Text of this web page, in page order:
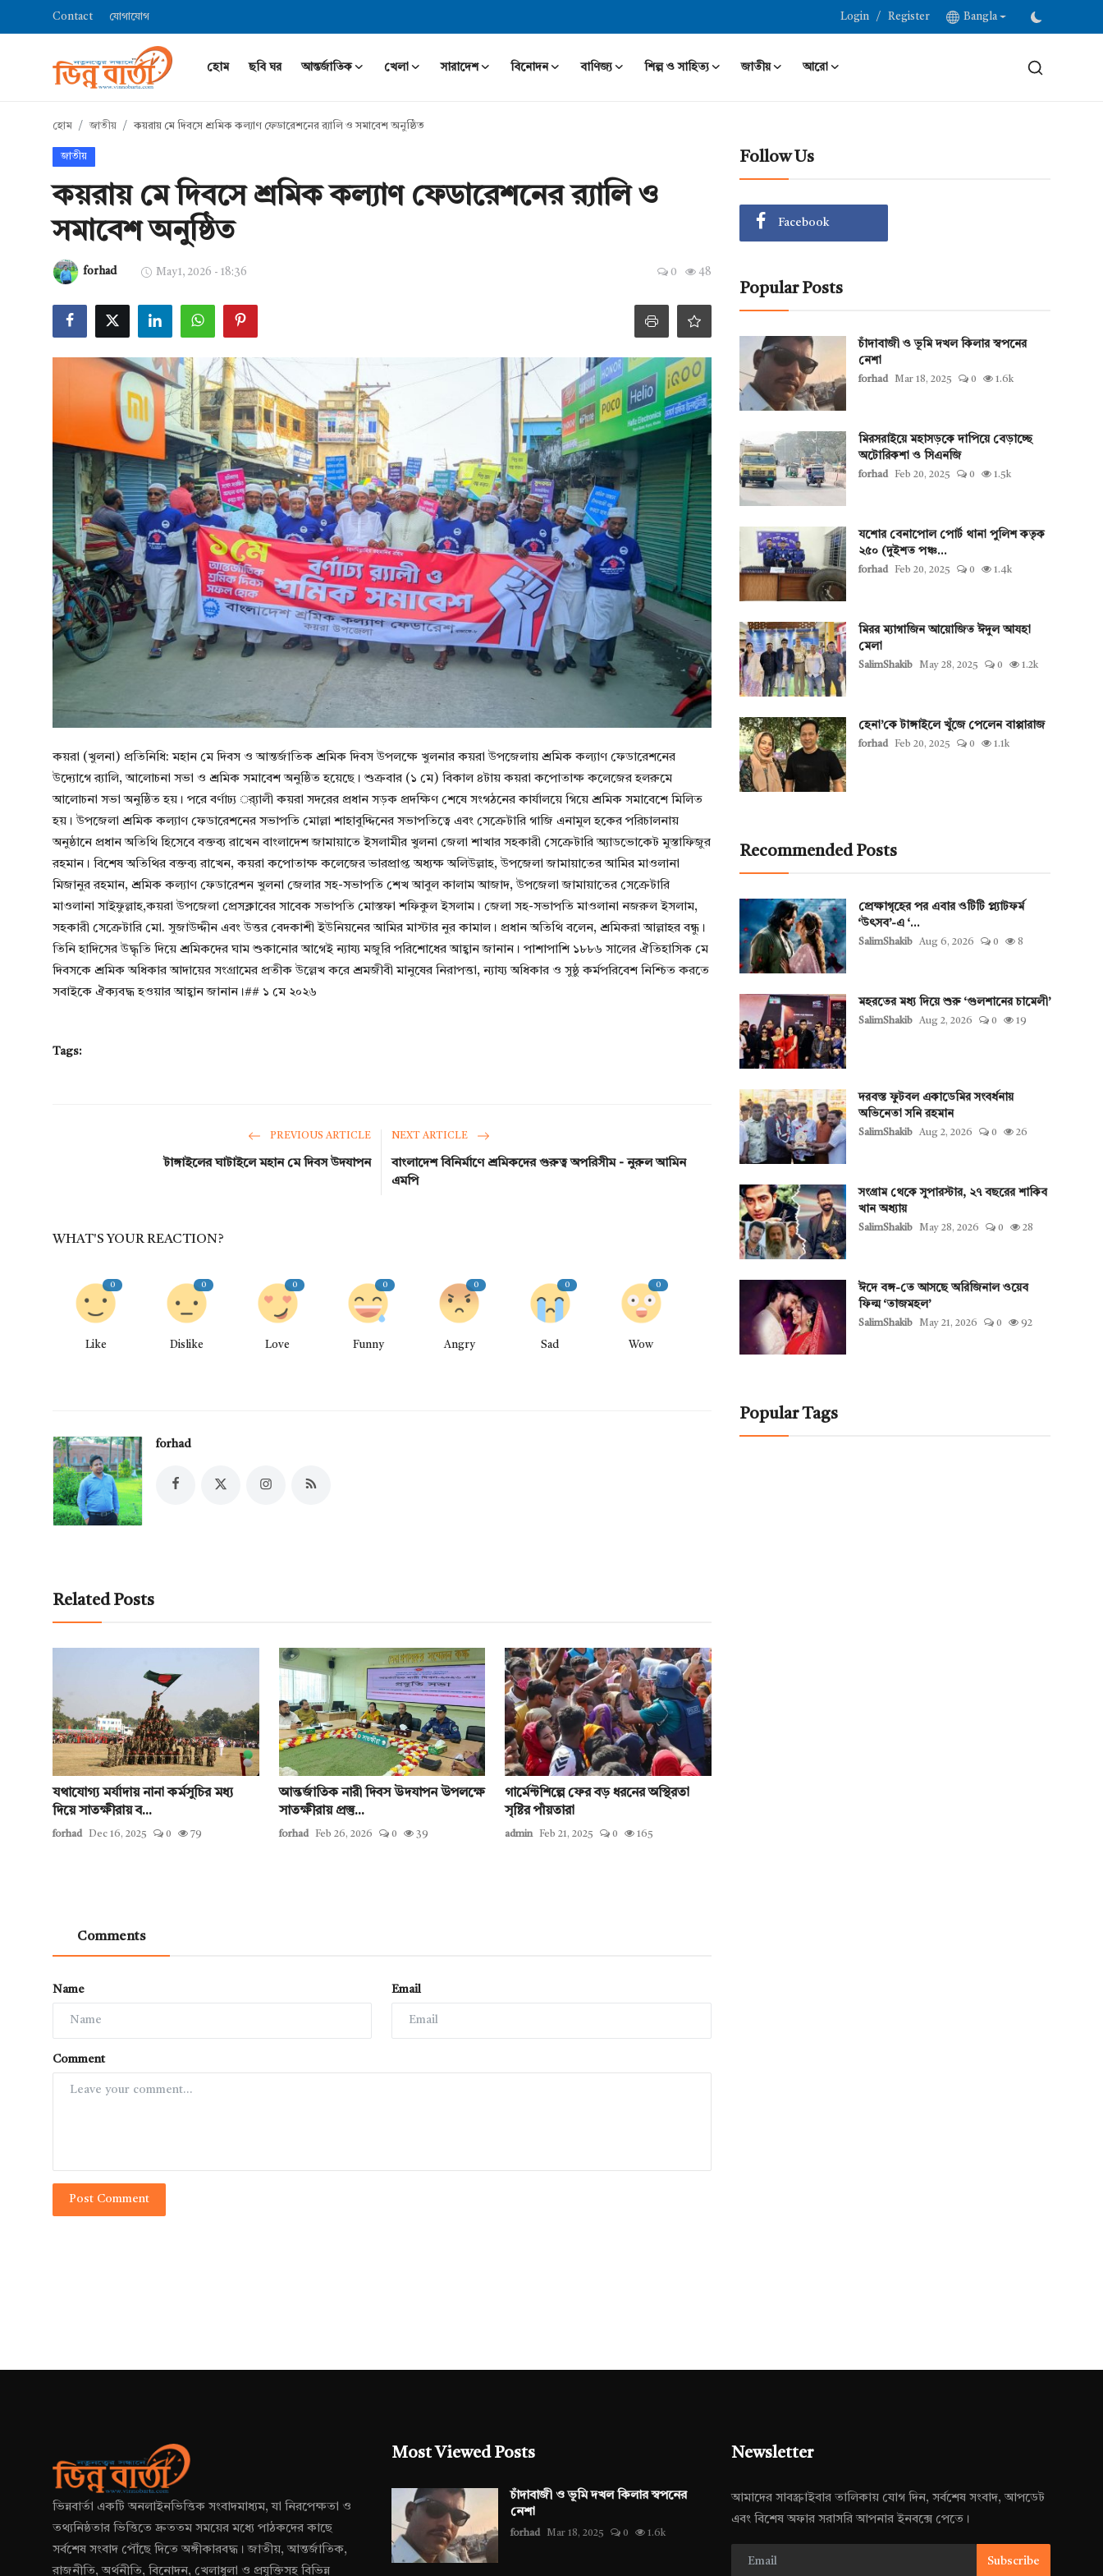
Contact যোগাযোগ Login / Register Bangla
হোম ছবি ঘর আন্তর্জাতিক খেলা সারাদেশ বিনোদন বাণিজ্য শিল্প ও সাহিত্য জাতীয়
আরো
Login
আন্তর্জাতিক
সারাদেশ
শিল্প ও সাহিত্য
রাজনীতি
Bangla
হোম জাতীয় কয়রায় মে দিবসে শ্রমিক কল্যাণ ফেডারেশনের র‍্যালি ও সমাবেশ অনুষ্ঠিত
জাতীয়
কয়রায় মে দিবসে শ্রমিক কল্যাণ ফেডারেশনের র‍্যালি ও
সমাবেশ অনুষ্ঠিত
forhad May 1, 2026 - 18:36 0 48
কয়রা (খুলনা) প্রতিনিধি: মহান মে দিবস ও আন্তর্জাতিক শ্রমিক দিবস উপলক্ষে খুলনার কয়রা উপজেলায় শ্রমিক কল্যাণ ফেডারেশনের
উদ্যোগে র‍্যালি, আলোচনা সভা ও শ্রমিক সমাবেশ অনুষ্ঠিত হয়েছে। শুক্রবার (১ মে) বিকাল ৪টায় কয়রা কপোতাক্ষ কলেজের হলরুমে
আলোচনা সভা অনুষ্ঠিত হয়। পরে বর্ণাঢ্য র্্যালী কয়রা সদরের প্রধান সড়ক প্রদক্ষিণ শেষে সংগঠনের কার্যালয়ে গিয়ে শ্রমিক সমাবেশে মিলিত
হয়। উপজেলা শ্রমিক কল্যাণ ফেডারেশনের সভাপতি মোল্লা শাহাবুদ্দিনের সভাপতিত্বে এবং সেক্রেটারি গাজি এনামুল হকের পরিচালনায়
অনুষ্ঠানে প্রধান অতিথি হিসেবে বক্তব্য রাখেন বাংলাদেশ জামায়াতে ইসলামীর খুলনা জেলা শাখার সহকারী সেক্রেটারি অ্যাডভোকেট মুস্তাফিজুর
রহমান। বিশেষ অতিথির বক্তব্য রাখেন, কয়রা কপোতাক্ষ কলেজের ভারপ্রাপ্ত অধ্যক্ষ অলিউল্লাহ, উপজেলা জামায়াতের আমির মাওলানা
মিজানুর রহমান, শ্রমিক কল্যাণ ফেডারেশন খুলনা জেলার সহ-সভাপতি শেখ আবুল কালাম আজাদ, উপজেলা জামায়াতের সেক্রেটারি
মাওলানা সাইফুল্লাহ,কয়রা উপজেলা প্রেসক্লাবের সাবেক সভাপতি মোস্তফা শফিকুল ইসলাম। জেলা সহ-সভাপতি মাওলানা নজরুল ইসলাম,
সহকারী সেক্রেটারি মো. সুজাউদ্দীন এবং উত্তর বেদকাশী ইউনিয়নের আমির মাস্টার নুর কামাল। প্রধান অতিথি বলেন, শ্রমিকরা আল্লাহর বন্ধু।
তিনি হাদিসের উদ্ধৃতি দিয়ে শ্রমিকদের ঘাম শুকানোর আগেই ন্যায্য মজুরি পরিশোধের আহ্বান জানান। পাশাপাশি ১৮৮৬ সালের ঐতিহাসিক মে
দিবসকে শ্রমিক অধিকার আদায়ের সংগ্রামের প্রতীক উল্লেখ করে শ্রমজীবী মানুষের নিরাপত্তা, ন্যায্য অধিকার ও সুষ্ঠু কর্মপরিবেশ নিশ্চিত করতে
সবাইকে ঐক্যবদ্ধ হওয়ার আহ্বান জানান।## ১ মে ২০২৬
Tags:
PREVIOUS ARTICLE
টাঙ্গাইলের ঘাটাইলে মহান মে দিবস উদযাপন
NEXT ARTICLE
বাংলাদেশ বিনির্মাণে শ্রমিকদের গুরুত্ব অপরিসীম - নুরুল আমিন
এমপি
WHAT'S YOUR REACTION?
0
Like
0
Dislike
0
Love
0
Funny
0
Angry
0
Sad
0
Wow
forhad
Related Posts
যথাযোগ্য মর্যাদায় নানা কর্মসুচির মধ্য
দিয়ে সাতক্ষীরায় ব...
forhad Dec 16, 2025 0 79
আন্তর্জাতিক নারী দিবস উদযাপন উপলক্ষে
সাতক্ষীরায় প্রস্তু...
forhad Feb 26, 2026 0 39
গার্মেন্টশিল্পে ফের বড় ধরনের অস্থিরতা
সৃষ্টির পাঁয়তারা
admin Feb 21, 2025 0 165
Comments
Name Email
Comment
Post Comment
Follow Us
Facebook
Popular Posts
চাঁদাবাজী ও ভূমি দখল কিলার স্বপনের
নেশা
forhad Mar 18, 2025 0 1.6k
মিরসরাইয়ে মহাসড়কে দাপিয়ে বেড়াচ্ছে
অটোরিকশা ও সিএনজি
forhad Feb 20, 2025 0 1.5k
যশোর বেনাপোল পোর্ট থানা পুলিশ কতৃক
২৫০ (দুইশত পঞ্চ...
forhad Feb 20, 2025 0 1.4k
মিরর ম্যাগাজিন আয়োজিত ঈদুল আযহা
মেলা
SalimShakib May 28, 2025 0 1.2k
হেনা’কে টাঙ্গাইলে খুঁজে পেলেন বাপ্পারাজ
forhad Feb 20, 2025 0 1.1k
Recommended Posts
প্রেক্ষাগৃহের পর এবার ওটিটি প্ল্যাটফর্ম
‘উৎসব’-এ ‘...
SalimShakib Aug 6, 2026 0 8
মহরতের মধ্য দিয়ে শুরু ‘গুলশানের চামেলী’
SalimShakib Aug 2, 2026 0 19
দরবস্ত ফুটবল একাডেমির সংবর্ধনায়
অভিনেতা সনি রহমান
SalimShakib Aug 2, 2026 0 26
সংগ্রাম থেকে সুপারস্টার, ২৭ বছরের শাকিব
খান অধ্যায়
SalimShakib May 28, 2026 0 28
ঈদে বঙ্গ-তে আসছে অরিজিনাল ওয়েব
ফিল্ম ‘তাজমহল’
SalimShakib May 21, 2026 0 92
Popular Tags
ভিন্নবার্তা একটি অনলাইনভিত্তিক সংবাদমাধ্যম, যা নিরপেক্ষতা ও
তথ্যনিষ্ঠতার ভিত্তিতে দ্রুততম সময়ের মধ্যে পাঠকদের কাছে
সর্বশেষ সংবাদ পৌঁছে দিতে অঙ্গীকারবদ্ধ। জাতীয়, আন্তর্জাতিক,
রাজনীতি, অর্থনীতি, বিনোদন, খেলাধুলা ও প্রযুক্তিসহ বিভিন্ন
Most Viewed Posts
চাঁদাবাজী ও ভূমি দখল কিলার স্বপনের
নেশা
forhad Mar 18, 2025 0 1.6k
Newsletter
আমাদের সাবস্ক্রাইবার তালিকায় যোগ দিন, সর্বশেষ সংবাদ, আপডেট
এবং বিশেষ অফার সরাসরি আপনার ইনবক্সে পেতে।
Subscribe